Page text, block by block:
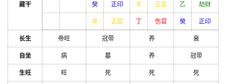
藏干 癸 正印 辛 正官 乙 劫财
辛 正官 丁 伤官 癸 正印
长生 帝旺 冠带 养 衰
自坐 病 墓 养 冠带
生旺 旺 死 死 死